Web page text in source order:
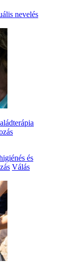
nevelés
és
Válás